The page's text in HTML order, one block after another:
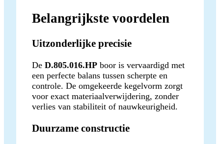
Belangrijkste voordelen
Uitzonderlijke precisie
De D.805.016.HP boor is vervaardigd met
een perfecte balans tussen scherpte en
controle. De omgekeerde kegelvorm zorgt
voor exact materiaalverwijdering, zonder
verlies van stabiliteit of nauwkeurigheid.
Duurzame constructie